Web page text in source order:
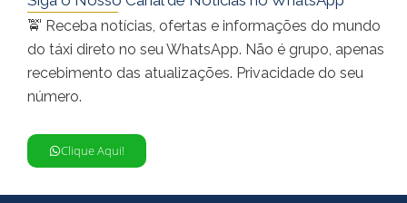
🚖 Receba notícias, ofertas e informações do mundo
do táxi direto no seu WhatsApp. Não é grupo, apenas
recebimento das atualizações. Privacidade do seu
número.
Clique Aqui!